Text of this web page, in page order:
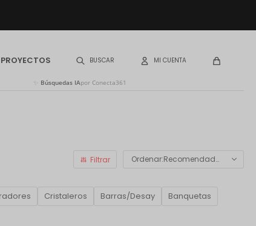
PROYECTOS
Búsquedas IApor Conecta361
Recomendados
Cristaleros Barras/Desay
Banquetas